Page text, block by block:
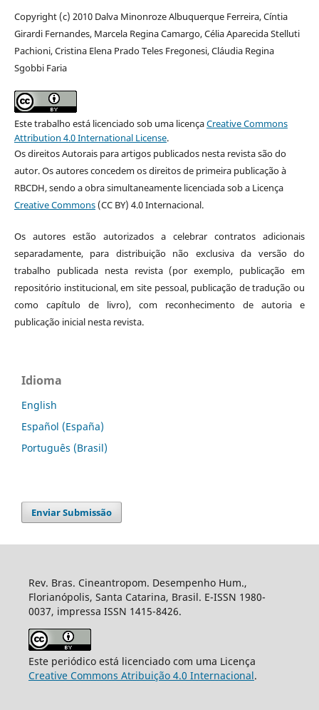
Copyright (c) 2010 Dalva Minonroze Albuquerque Ferreira, Cíntia
Girardi Fernandes, Marcela Regina Camargo, Célia Aparecida Stelluti
Pachioni, Cristina Elena Prado Teles Fregonesi, Cláudia Regina
Sgobbi Faria
Este trabalho está licenciado sob uma licençaCreative Commons
Attribution 4.0 International License.
Os direitos Autorais para artigos publicados nesta revista são do
autor. Os autores concedem os direitos de primeira publicação à
RBCDH, sendo a obra simultaneamente licenciada sob a Licença
Creative Commons(CC BY) 4.0 Internacional.
Os autores estão autorizados a celebrar contratos adicionais
separadamente, para distribuição não exclusiva da versão do
trabalho publicada nesta revista (por exemplo, publicação em
repositório institucional, em site pessoal, publicação de tradução ou
como capítulo de livro), com reconhecimento de autoria e
publicação inicial nesta revista.
Idioma
English
Español (España)
Português (Brasil)
Enviar Submissão
Rev. Bras. Cineantropom. Desempenho Hum.,
Florianópolis, Santa Catarina, Brasil. E-ISSN 1980-
0037, impressa ISSN 1415-8426.
Este periódico está licenciado com uma Licença
Creative Commons Atribuição 4.0 Internacional.